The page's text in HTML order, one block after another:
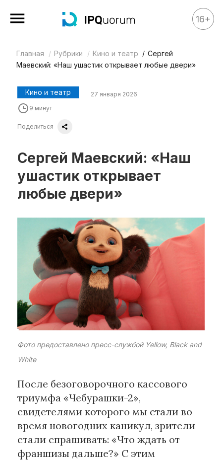
Все материалы
Аналитика
Legal review
События
IP Stories
Квиз
О нас
Рубрики
Интеллектуальная собственность
и креативные индустрии
Кино и театр
Искусство
Дизайн и мода
Реклама и маркетинг
Медиа
Образование
Издательское дело
Музыка
Музеи
16+
Главная Рубрики Кино и театр
Сергей
Маевский: «Наш ушастик открывает любые двери»
Кино и театр
27 января 2026
9 минут
Поделиться
Сергей Маевский: «Наш
ушастик открывает
любые двери»
Фото предоставлено пресс-службой Yellow, Black and
White
После безоговорочного кассового
триумфа «Чебурашки-2»,
свидетелями которого мы стали во
время новогодних каникул, зрители
стали спрашивать: «Что ждать от
франшизы дальше?» С этим